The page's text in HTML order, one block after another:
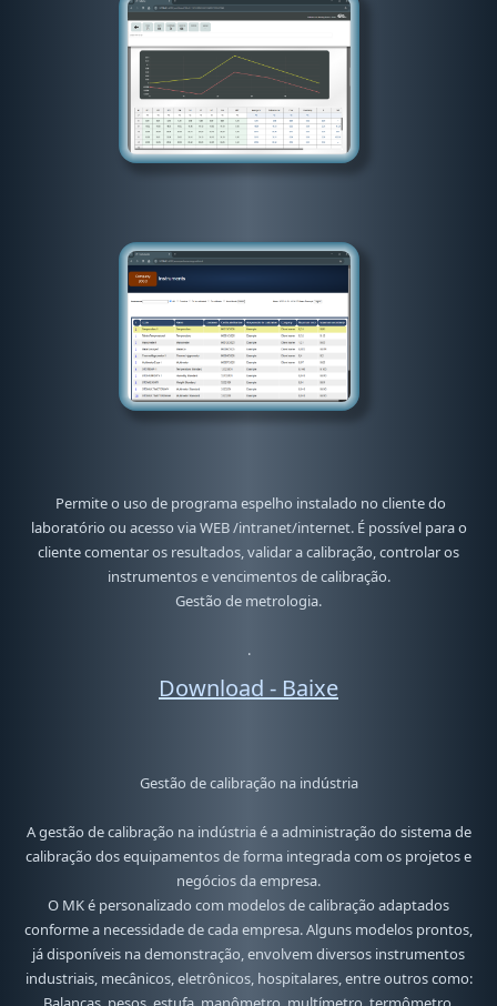
Permite o uso de programa espelho instalado no cliente do
laboratório ou acesso via WEB /intranet/internet. É possível para o
cliente comentar os resultados, validar a calibração, controlar os
instrumentos e vencimentos de calibração.
Gestão de metrologia.
.
Download - Baixe
Gestão de calibração na indústria
A gestão de calibração na indústria é a administração do sistema de
calibração dos equipamentos de forma integrada com os projetos e
negócios da empresa.
O MK é personalizado com modelos de calibração adaptados
conforme a necessidade de cada empresa. Alguns modelos prontos,
já disponíveis na demonstração, envolvem diversos instrumentos
industriais, mecânicos, eletrônicos, hospitalares, entre outros como: